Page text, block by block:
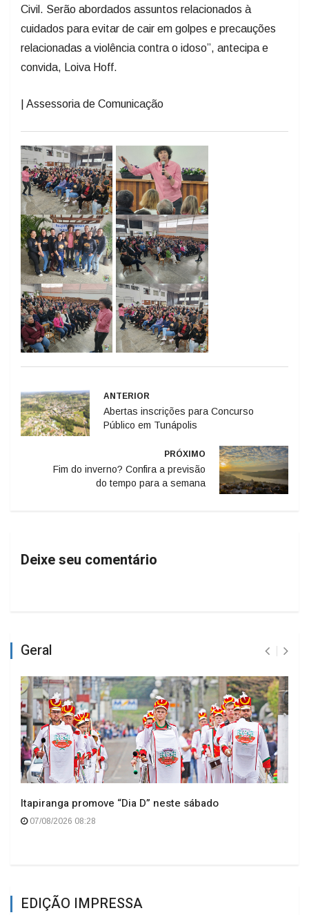
Civil. Serão abordados assuntos relacionados à
cuidados para evitar de cair em golpes e precauções
relacionadas a violência contra o idoso”, antecipa e
convida, Loiva Hoff.
| Assessoria de Comunicação
ANTERIOR
Abertas inscrições para Concurso
Público em Tunápolis
PRÓXIMO
Fim do inverno? Confira a previsão
do tempo para a semana
Deixe seu comentário
Geral
Itapiranga promove “Dia D” neste sábado
07/08/2026 08:28
EDIÇÃO IMPRESSA